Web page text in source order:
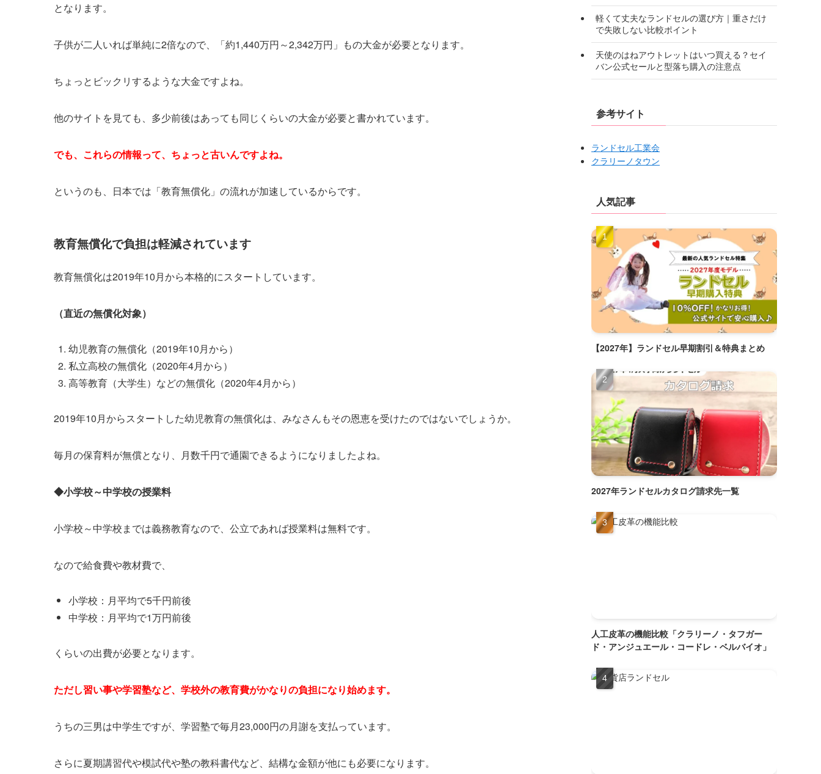
となります。
子供が二人いれば単純に2倍なので、「約1,440万円～2,342万円」もの大金が必要となります。
ちょっとビックリするような大金ですよね。
他のサイトを見ても、多少前後はあっても同じくらいの大金が必要と書かれています。
でも、これらの情報って、ちょっと古いんですよね。
というのも、日本では「教育無償化」の流れが加速しているからです。
教育無償化で負担は軽減されています
教育無償化は2019年10月から本格的にスタートしています。
（直近の無償化対象）
幼児教育の無償化（2019年10月から）
私立高校の無償化（2020年4月から）
高等教育（大学生）などの無償化（2020年4月から）
2019年10月からスタートした幼児教育の無償化は、みなさんもその恩恵を受けたのではないでしょうか。
毎月の保育料が無償となり、月数千円で通園できるようになりましたよね。
◆小学校～中学校の授業料
小学校～中学校までは義務教育なので、公立であれば授業料は無料です。
なので給食費や教材費で、
小学校：月平均で5千円前後
中学校：月平均で1万円前後
くらいの出費が必要となります。
ただし習い事や学習塾など、学校外の教育費がかなりの負担になり始めます。
うちの三男は中学生ですが、学習塾で毎月23,000円の月謝を支払っています。
さらに夏期講習代や模試代や塾の教科書代など、結構な金額が他にも必要になります。
軽くて丈夫なランドセルの選び方｜重さだけ
で失敗しない比較ポイント
天使のはねアウトレットはいつ買える？セイ
バン公式セールと型落ち購入の注意点
参考サイト
ランドセル工業会
クラリーノタウン
人気記事
【2027年】ランドセル早期割引＆特典まとめ
2027年ランドセルカタログ請求先一覧
人工皮革の機能比較「クラリーノ・タフガー
ド・アンジュエール・コードレ・ベルバイオ」